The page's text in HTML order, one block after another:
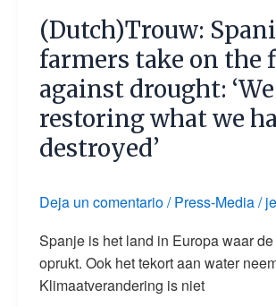
(Dutch)Trouw:
farmers take on the
against drought:
restoring what we
destroyed’
Deja un comentario/Press-Media/
Spanje is het land in Europa waar
oprukt. Ook het tekort aan water
Klimaatverandering is niet
farmers
take
on
the
fight
against
drought:
are
what
we
have